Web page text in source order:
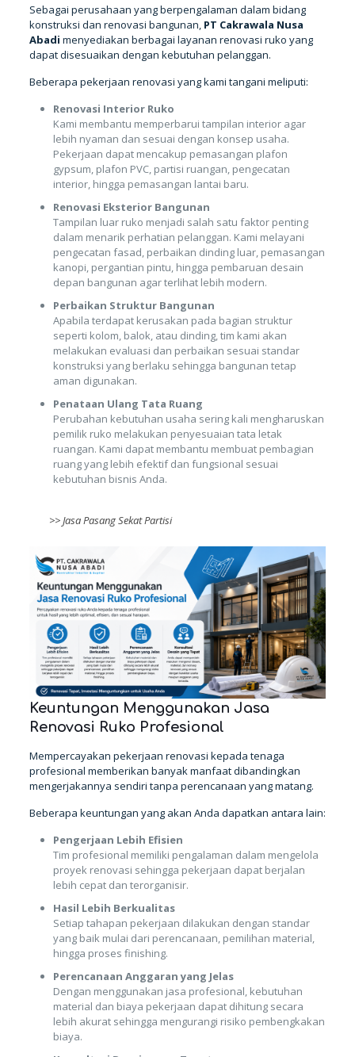
Sebagai perusahaan yang berpengalaman dalam bidang
konstruksi dan renovasi bangunan, PT Cakrawala Nusa
Abadi menyediakan berbagai layanan renovasi ruko yang
dapat disesuaikan dengan kebutuhan pelanggan.
Beberapa pekerjaan renovasi yang kami tangani meliputi:
Renovasi Interior Ruko
Kami membantu memperbarui tampilan interior agar
lebih nyaman dan sesuai dengan konsep usaha.
Pekerjaan dapat mencakup pemasangan plafon
gypsum, plafon PVC, partisi ruangan, pengecatan
interior, hingga pemasangan lantai baru.
Renovasi Eksterior Bangunan
Tampilan luar ruko menjadi salah satu faktor penting
dalam menarik perhatian pelanggan. Kami melayani
pengecatan fasad, perbaikan dinding luar, pemasangan
kanopi, pergantian pintu, hingga pembaruan desain
depan bangunan agar terlihat lebih modern.
Perbaikan Struktur Bangunan
Apabila terdapat kerusakan pada bagian struktur
seperti kolom, balok, atau dinding, tim kami akan
melakukan evaluasi dan perbaikan sesuai standar
konstruksi yang berlaku sehingga bangunan tetap
aman digunakan.
Penataan Ulang Tata Ruang
Perubahan kebutuhan usaha sering kali mengharuskan
pemilik ruko melakukan penyesuaian tata letak
ruangan. Kami dapat membantu membuat pembagian
ruang yang lebih efektif dan fungsional sesuai
kebutuhan bisnis Anda.
>>Jasa Pasang Sekat Partisi
Keuntungan Menggunakan Jasa
Renovasi Ruko Profesional
Mempercayakan pekerjaan renovasi kepada tenaga
profesional memberikan banyak manfaat dibandingkan
mengerjakannya sendiri tanpa perencanaan yang matang.
Beberapa keuntungan yang akan Anda dapatkan antara lain:
Pengerjaan Lebih Efisien
Tim profesional memiliki pengalaman dalam mengelola
proyek renovasi sehingga pekerjaan dapat berjalan
lebih cepat dan terorganisir.
Hasil Lebih Berkualitas
Setiap tahapan pekerjaan dilakukan dengan standar
yang baik mulai dari perencanaan, pemilihan material,
hingga proses finishing.
Perencanaan Anggaran yang Jelas
Dengan menggunakan jasa profesional, kebutuhan
material dan biaya pekerjaan dapat dihitung secara
lebih akurat sehingga mengurangi risiko pembengkakan
biaya.